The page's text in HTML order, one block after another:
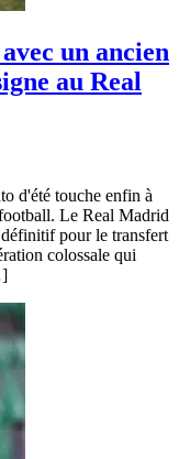
un ancien
au Real
d'été touche enfin à
Le Real Madrid
pour le transfert
colossale qui